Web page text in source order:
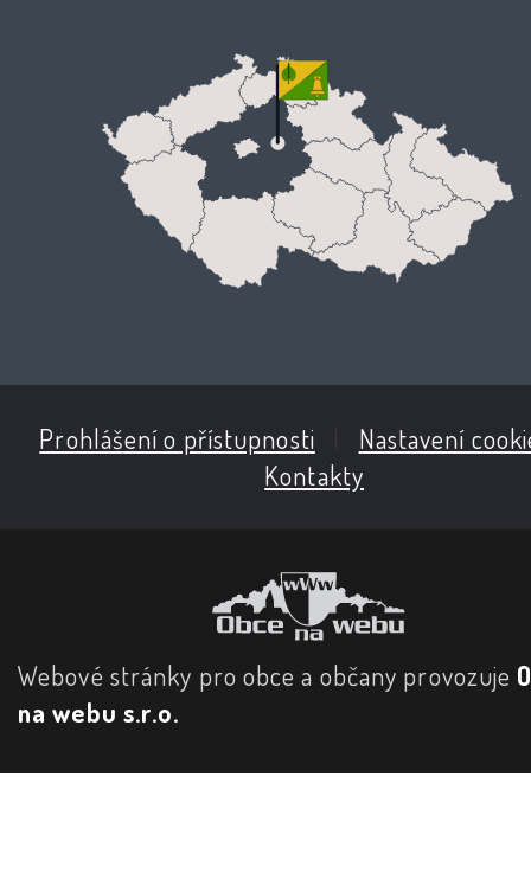
Prohlášení o přístupnosti
Nastavení
Kontakty
Webové stránky pro obce a občany provozuje
na webu s.r.o.